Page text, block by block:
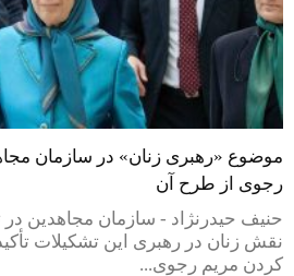
موضوع «رهبری زنان» در سازمان
رجوی از طرح آن
حنیف حیدرنژاد - سازمان مجاهدین در
نقش زنان در رهبری این تشکیلات
کردن مریم رجوی...